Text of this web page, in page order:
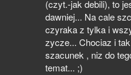
(czyt.-jak debili), to
dawniej... Na cale
czyraka z tylka i
zycze... Chociaz i
szacunek , niz do
temat... ;)